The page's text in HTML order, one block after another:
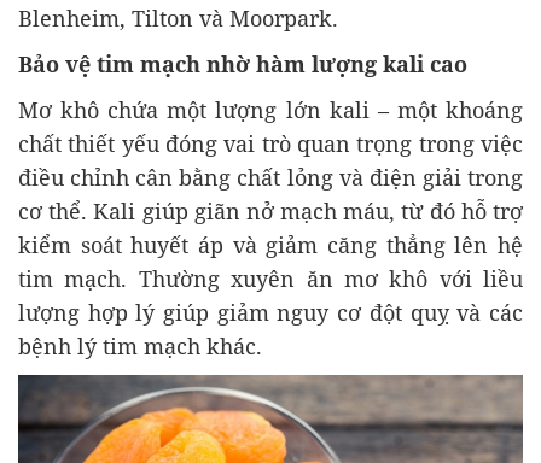
Blenheim, Tilton và Moorpark.
Bảo vệ tim mạch nhờ hàm lượng kali cao
Mơ khô chứa một lượng lớn kali – một khoáng
chất thiết yếu đóng vai trò quan trọng trong việc
điều chỉnh cân bằng chất lỏng và điện giải trong
cơ thể. Kali giúp giãn nở mạch máu, từ đó hỗ trợ
kiểm soát huyết áp và giảm căng thẳng lên hệ
tim mạch. Thường xuyên ăn mơ khô với liều
lượng hợp lý giúp giảm nguy cơ đột quỵ và các
bệnh lý tim mạch khác.